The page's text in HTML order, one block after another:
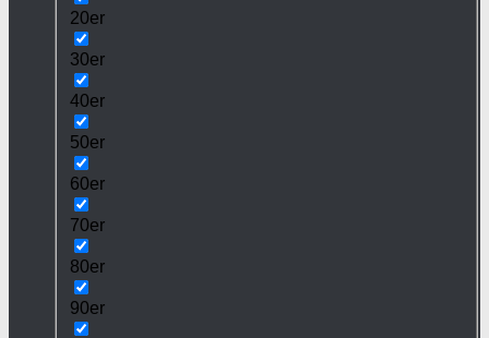
20er
30er
40er
50er
60er
70er
80er
90er